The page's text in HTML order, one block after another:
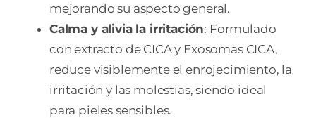
mejorando su aspecto general.
Calma y alivia la irritación: Formulado
con extracto de CICA y Exosomas CICA,
reduce visiblemente el enrojecimiento, la
irritación y las molestias, siendo ideal
para pieles sensibles.